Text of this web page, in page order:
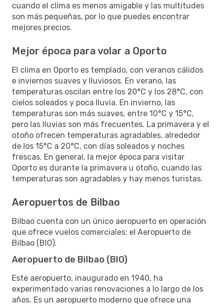
cuando el clima es menos amigable y las multitudes
son más pequeñas, por lo que puedes encontrar
mejores precios.
Mejor época para volar a Oporto
El clima en Oporto es templado, con veranos cálidos
e inviernos suaves y lluviosos. En verano, las
temperaturas oscilan entre los 20°C y los 28°C, con
cielos soleados y poca lluvia. En invierno, las
temperaturas son más suaves, entre 10°C y 15°C,
pero las lluvias son más frecuentes. La primavera y el
otoño ofrecen temperaturas agradables, alrededor
de los 15°C a 20°C, con días soleados y noches
frescas. En general, la mejor época para visitar
Oporto es durante la primavera u otoño, cuando las
temperaturas son agradables y hay menos turistas.
Aeropuertos de Bilbao
Bilbao cuenta con un único aeropuerto en operación
que ofrece vuelos comerciales: el Aeropuerto de
Bilbao (BIO).
Aeropuerto de Bilbao (BIO)
Este aeropuerto, inaugurado en 1940, ha
experimentado varias renovaciones a lo largo de los
años. Es un aeropuerto moderno que ofrece una